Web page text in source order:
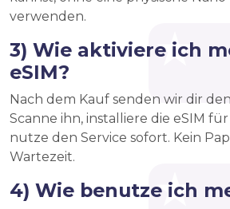
verwenden.
3) Wie aktiviere ich
eSIM?
Nach dem Kauf senden wir dir
Scanne ihn, installiere die eSIM
nutze den Service sofort. Kein
Wartezeit.
4) Wie benutze ich